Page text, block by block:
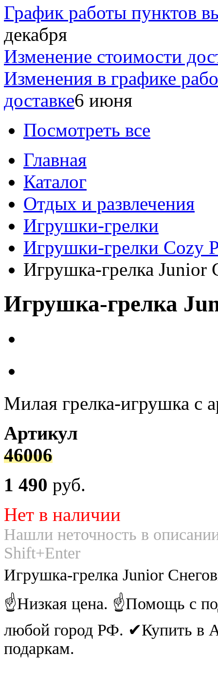
График работы пунктов
декабря
Изменение стоимости
Изменения в графике
доставке6 июня
Посмотреть все
Главная
Каталог
Отдых и развлечения
Игрушки-грелки
Игрушки-грелки Cozy
Игрушка-грелка Junior
Игрушка-грелка
Милая грелка-игрушка с
Артикул
46006
1 490 руб.
Нет в наличии
Нашли неточность в
Shift+Enter
Игрушка-грелка Junior
☝Низкая цена. ☝Помощь с
любой город РФ. ✔Купить
подаркам.